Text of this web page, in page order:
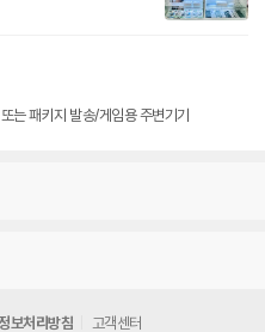
는 패키지 발송/게임용 주변기기
보처리방침 고객센터